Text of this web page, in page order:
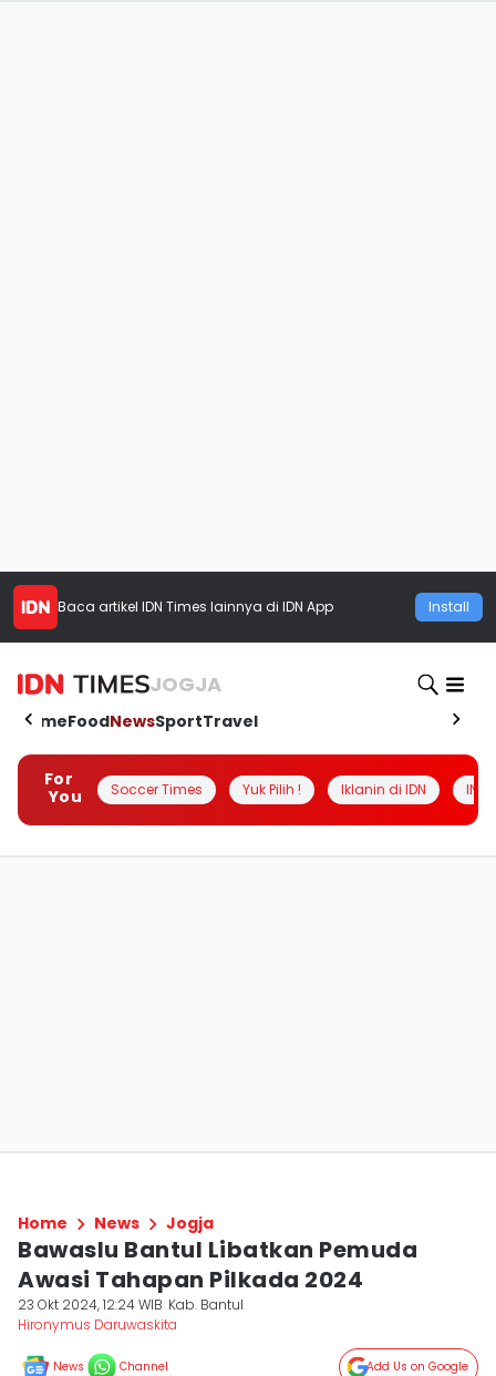
Baca artikel IDN Times lainnya di IDN App Install
JOGJA
HomeFoodNewsSportTravel
For
You
Soccer Times Yuk Pilih ! Iklanin di IDN
Home News Jogja
Bawaslu Bantul Libatkan Pemuda
Awasi Tahapan Pilkada 2024
23 Okt 2024, 12:24 WIB Kab. Bantul
Hironymus Daruwaskita
News Channel Add Us on Google